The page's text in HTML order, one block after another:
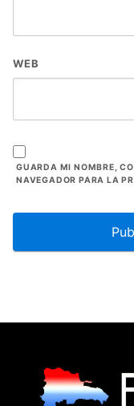
WEB
GUARDA MI NOMBRE,
NAVEGADOR PARA LA